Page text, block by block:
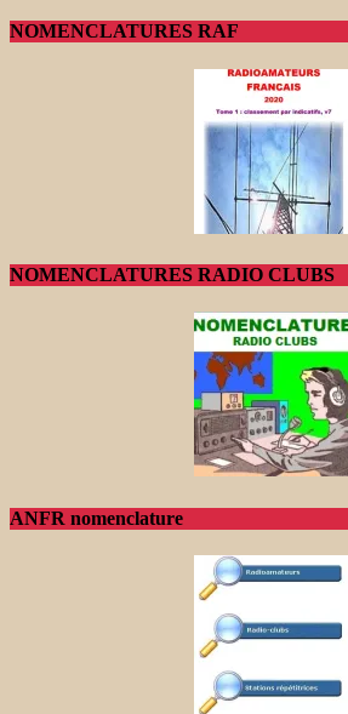
NOMENCLATURES RAF
NOMENCLATURES RADIO CLUBS
ANFR nomenclature